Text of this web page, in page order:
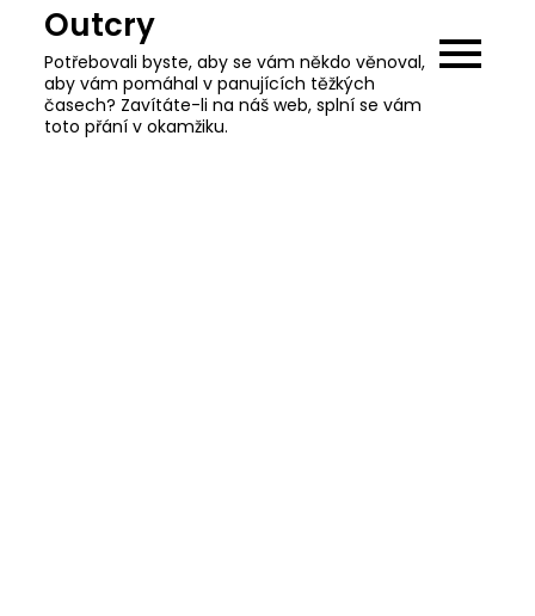
content
Outcry
Potřebovali byste, aby se vám někdo věnoval,
aby vám pomáhal v panujících těžkých
časech? Zavítáte-li na náš web, splní se vám
toto přání v okamžiku.